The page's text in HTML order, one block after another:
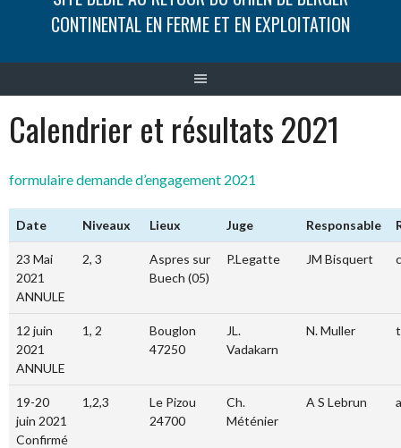
CONTINENTAL EN FERME ET EN EXPLOITATION
Calendrier et résultats 2021
formulaire demande d’engagement 2021
Date Niveaux Lieux Juge Responsable
23 Mai
2021
ANNULE
2, 3
Aspres sur
Buech (05)
P.Legatte JM Bisquert
12 juin
2021
ANNULE
1, 2
Bouglon
47250
JL.
Vadakarn
N. Muller
19-20
juin 2021
Confirmé
1,2,3
Le Pizou
24700
Ch.
Méténier
A S Lebrun